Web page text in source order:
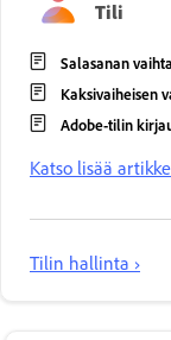
Tili
Salasanan
Kaksivaiheisen
Adobe-tilin
Katso lisää
Tilin hallinta ›